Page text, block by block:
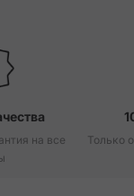
на все
Только